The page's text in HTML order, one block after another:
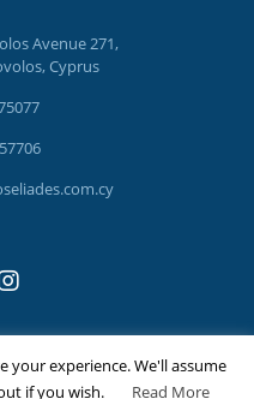
Avenue 271,
Cyprus
Appliances Ltd | All Rights
your experience. We'll assume
if you wish.
Read More